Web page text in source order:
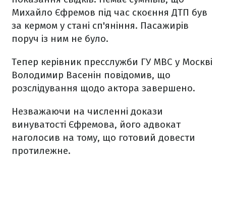
Михайло Єфремов під час скоєння ДТП був
за кермом у стані сп'яніння. Пасажирів
поруч із ним не було.
Тепер керівник пресслужби ГУ МВС у Москві
Володимир Васенін повідомив, що
розслідування щодо актора завершено.
Незважаючи на численні докази
винуватості Єфремова, його адвокат
наголосив на тому, що готовий довести
протилежне.